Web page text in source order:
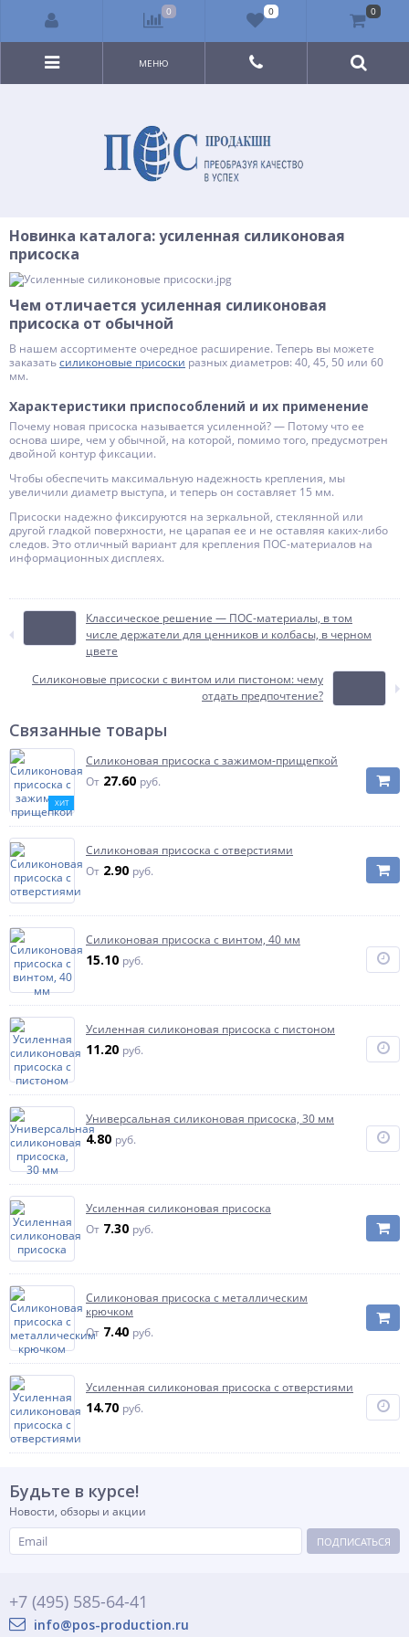
МЕНЮ
Новинка каталога: усиленная силиконовая
присоска
Чем отличается усиленная силиконовая
присоска от обычной
В нашем ассортименте очередное расширение. Теперь вы можете
заказатьсиликоновые присоски разных диаметров: 40, 45, 50 или 60
мм.
Характеристики приспособлений и их применение
Почему новая присоска называется усиленной? — Потому что ее
основа шире, чем у обычной, на которой, помимо того, предусмотрен
двойной контур фиксации.
Чтобы обеспечить максимальную надежность крепления, мы
увеличили диаметр выступа, и теперь он составляет 15 мм.
Присоски надежно фиксируются на зеркальной, стеклянной или
другой гладкой поверхности, не царапая ее и не оставляя каких-либо
следов. Это отличный вариант для крепления ПОС-материалов на
информационных дисплеях.
Классическое решение — ПОС-материалы, в том
числе держатели для ценников и колбасы, в черном
цвете
Силиконовые присоски с винтом или пистоном: чему
отдать предпочтение?
Связанные товары
ХИТ
Силиконовая присоска с зажимом-прищепкой
От 27.60 руб.
Силиконовая присоска с отверстиями
От 2.90 руб.
Силиконовая присоска с винтом, 40 мм
15.10 руб.
Усиленная силиконовая присоска с пистоном
11.20 руб.
Универсальная силиконовая присоска, 30 мм
4.80 руб.
Усиленная силиконовая присоска
От 7.30 руб.
Силиконовая присоска с металлическим
крючком
От 7.40 руб.
Усиленная силиконовая присоска с отверстиями
14.70 руб.
Будьте в курсе!
Новости, обзоры и акции
ПОДПИСАТЬСЯ
+7 (495) 585-64-41
info@pos-production.ru
0 0 0